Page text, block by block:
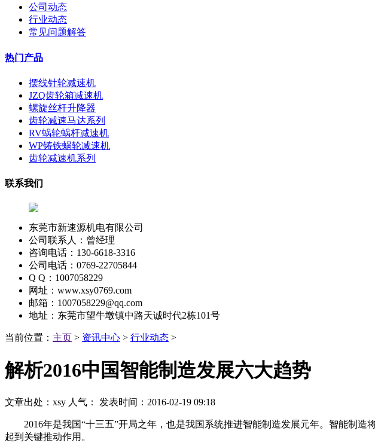
公司动态
行业动态
常见问题解答
热门产品
摆线针轮减速机
JZQ齿轮箱减速机
螺旋丝杆升降器
齿轮减速马达系列
RV蜗轮蜗杆减速机
WP铸铁蜗轮减速机
齿轮减速机系列
联系我们
东莞市新速源机电有限公司
公司联系人：曾经理
咨询电话：130-6618-3316
公司电话：0769-22705844
Q Q：1007058229
网址：www.xsy0769.com
邮箱：1007058229@qq.com
地址：东莞市望牛墩镇中路天诚时代2栋101号
当前位置： 主页 > 资讯中心 > 行业动态 >
解析2016中国智能制造发展六大趋势
文章出处：xsy 人气： 发表时间：2016-02-19 09:18
2016年是我国“十三五”开局之年，也是我国系统推进智能制造发展元年。智能制造
起到关键推动作用。